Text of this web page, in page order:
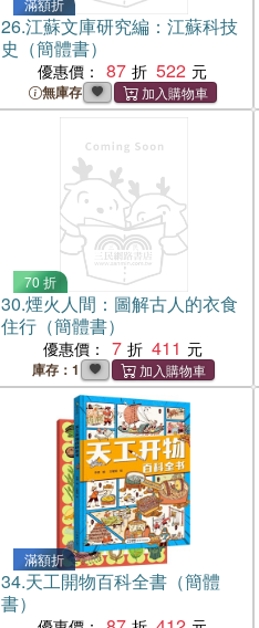
滿額折
26.江蘇文庫研究編：江蘇科技
史（簡體書）
優惠價： 87 522
無庫存
70 折
30.煙火人間：圖解古人的衣食
住行（簡體書）
優惠價： 7 411
庫存：1
滿額折
34.天工開物百科全書（簡體
書）